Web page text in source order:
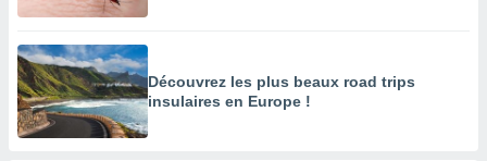
Découvrez les plus beaux road trips
insulaires en Europe !